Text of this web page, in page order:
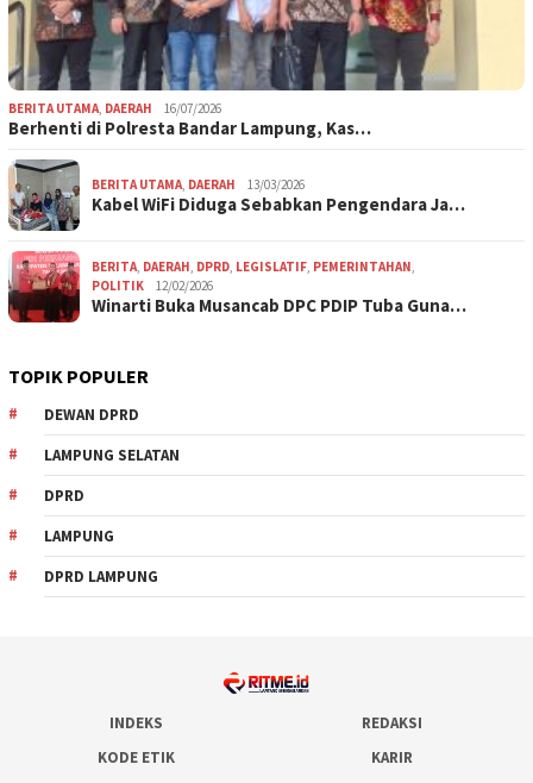
BERITA UTAMA, DAERAH 16/07/2026
Berhenti di Polresta Bandar Lampung, Kas…
BERITA UTAMA, DAERAH 13/03/2026
Kabel WiFi Diduga Sebabkan Pengendara Ja…
BERITA, DAERAH, DPRD, LEGISLATIF, PEMERINTAHAN,
POLITIK
12/02/2026
Winarti Buka Musancab DPC PDIP Tuba Guna…
TOPIK POPULER
DEWAN DPRD
LAMPUNG SELATAN
DPRD
LAMPUNG
DPRD LAMPUNG
INDEKS
REDAKSI
KODE ETIK
KARIR